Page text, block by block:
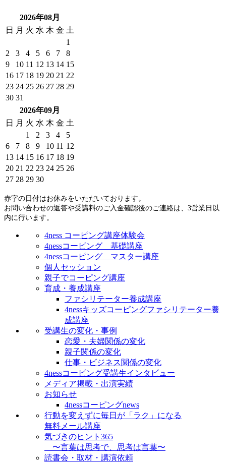
2026年08月
日
月 火 水 木 金 土
1
2
3 4 5 6 7
8
9
10 11 12 13 14 15
16 17 18 19 20 21 22
23 24 25 26 27 28 29
30 31
2026年09月
日
月 火 水 木 金 土
1
2 3 4
5
6
7 8 9 10 11 12
13 14 15 16 17 18 19
20 21 22 23 24 25 26
27 28 29 30
赤字の日付はお休みをいただいております。
お問い合わせの返答や受講料のご入金確認後のご連絡は、3営業日以
内に行います。
4ness コーピング講座体験会
4nessコーピング 基礎講座
4nessコーピング マスター講座
個人セッション
親子でコーピング講座
育成・養成講座
ファシリテーター養成講座
4nessキッズコーピングファシリテーター養
成講座
受講生の変化・事例
恋愛・夫婦関係の変化
親子関係の変化
仕事・ビジネス関係の変化
4nessコーピング受講生インタビュー
メディア掲載・出演実績
お知らせ
4nessコーピングnews
行動を変えずに毎日が「ラク」になる
無料メール講座
気づきのヒント365
〜言葉は思考で、思考は言葉〜
読書会・取材・講演依頼